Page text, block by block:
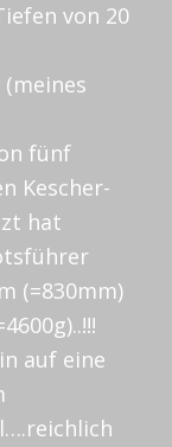
von 20
fünf
Kescher-
hat
(=830mm)
auf eine